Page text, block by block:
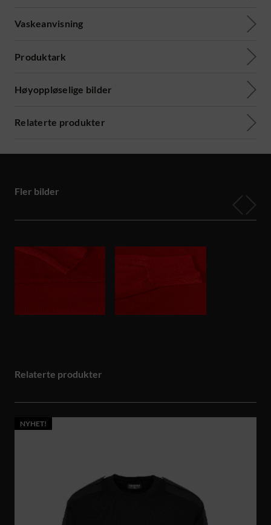
Vaskeanvisning
Produktark
Høyoppløselige bilder
Relaterte produkter
Fler bilder
Relaterte produkter
NYHET!